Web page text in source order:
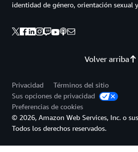
Volver arriba
identidad de género, orientación sexual
Privacidad
Términos del sitio
Sus opciones de privacidad
Preferencias de cookies
© 2026, Amazon Web Services, Inc. o
Todos los derechos reservados.